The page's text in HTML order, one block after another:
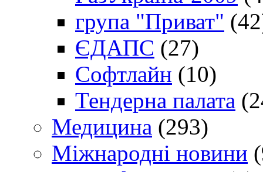
група "Приват"
ЄДАПС (27)
Софтлайн (10)
Тендерна палата
Медицина (293)
Міжнародні новини